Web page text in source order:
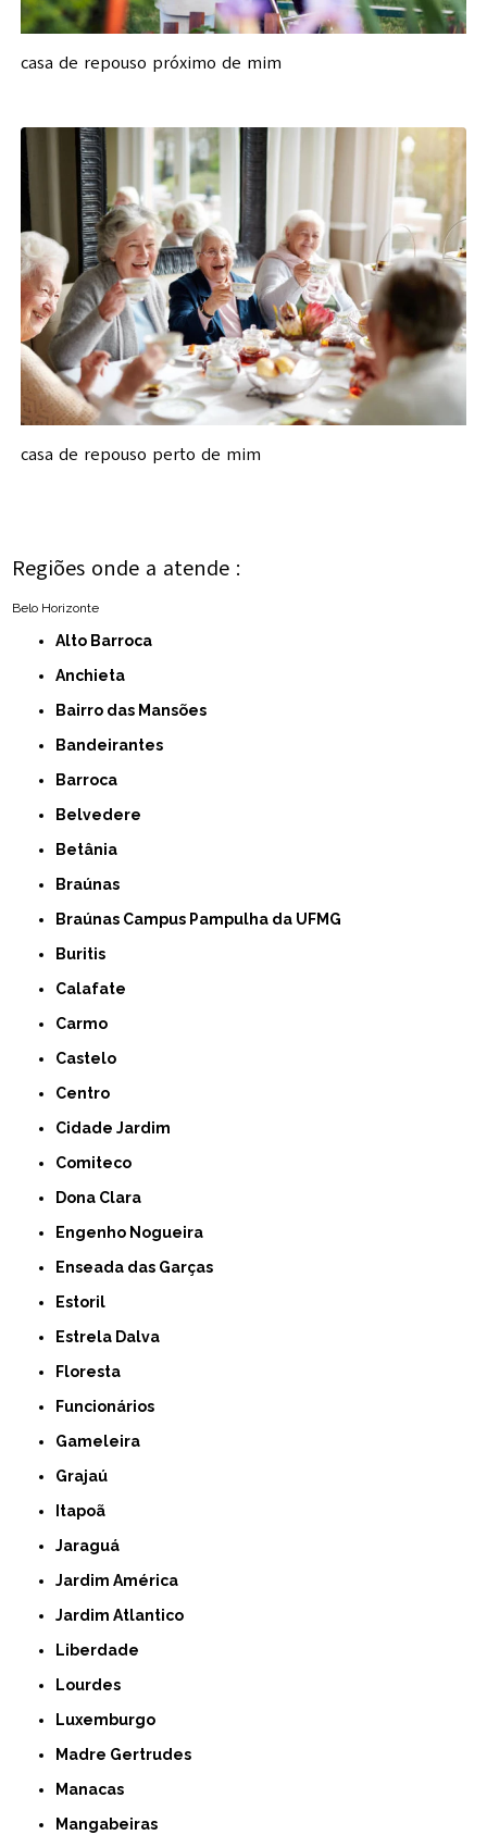
casa de repouso próximo de mim
casa de repouso perto de mim
Regiões onde a atende :
Belo Horizonte
Alto Barroca
Anchieta
Bairro das Mansões
Bandeirantes
Barroca
Belvedere
Betânia
Braúnas
Braúnas Campus Pampulha da UFMG
Buritis
Calafate
Carmo
Castelo
Centro
Cidade Jardim
Comiteco
Dona Clara
Engenho Nogueira
Enseada das Garças
Estoril
Estrela Dalva
Floresta
Funcionários
Gameleira
Grajaú
Itapoã
Jaraguá
Jardim América
Jardim Atlantico
Liberdade
Lourdes
Luxemburgo
Madre Gertrudes
Manacas
Mangabeiras